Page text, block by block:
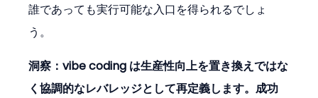
誰であっても実行可能な入口を得られるでしょ
う。
洞察：vibe coding は生産性向上を置き換えではな
く協調的なレバレッジとして再定義します。成功